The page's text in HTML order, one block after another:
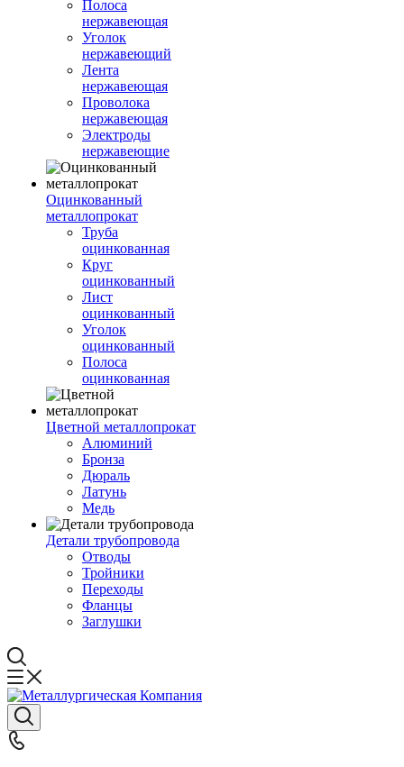
Полоса
нержавеющая
Уголок
нержавеющий
Лента
нержавеющая
Проволока
нержавеющая
Электроды
нержавеющие
Оцинкованный
металлопрокат
Труба
оцинкованная
Круг
оцинкованный
Лист
оцинкованный
Уголок
оцинкованный
Полоса
оцинкованная
Цветной металлопрокат
Алюминий
Бронза
Дюраль
Латунь
Медь
Детали трубопровода
Отводы
Тройники
Переходы
Фланцы
Заглушки